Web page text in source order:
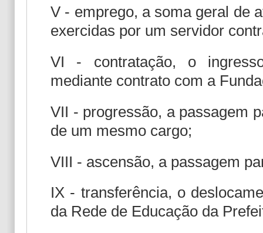
V - emprego, a soma geral de
exercidas por um servidor
VI - contratação, o
mediante contrato com a
VII - progressão, a passagem
de um mesmo cargo;
VIII - ascensão, a passagem
IX - transferência, o
da Rede de Educação da